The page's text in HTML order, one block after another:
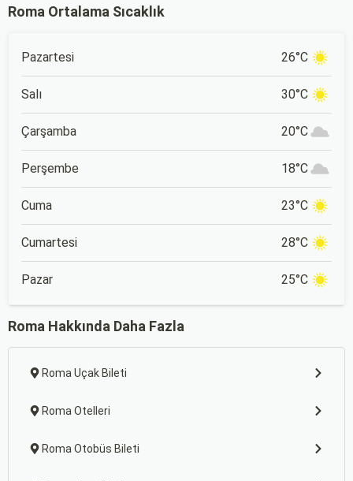
Roma Ortalama Sıcaklık
Pazartesi 26°C
Salı 30°C
Çarşamba 20°C
Perşembe 18°C
Cuma 23°C
Cumartesi 28°C
Pazar 25°C
Roma Hakkında Daha Fazla
Roma Uçak Bileti
Roma Otelleri
Roma Otobüs Bileti